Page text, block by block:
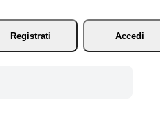
Registrati
Accedi